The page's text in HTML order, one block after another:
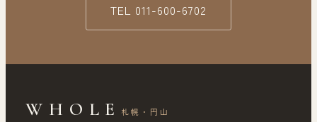
TEL 011-600-6702
WHOLE 札幌・円山